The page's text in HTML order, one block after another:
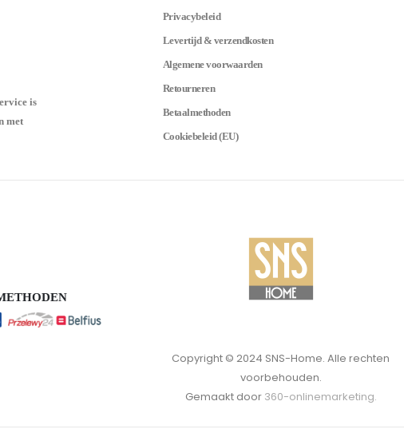
is
met
Privacybeleid
Levertijd & verzendkosten
Algemene voorwaarden
Retourneren
Betaalmethoden
Cookiebeleid (EU)
Copyright © 2024 SNS-Home. Alle rechten
voorbehouden.
Gemaakt door 360-onlinemarketing.